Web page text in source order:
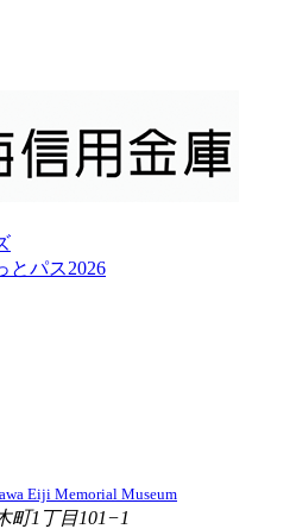
Eiji Memorial Museum
町1丁目101−1